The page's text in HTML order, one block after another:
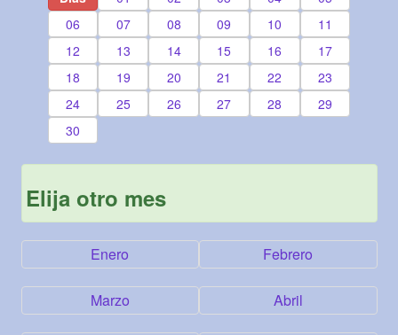
06
07 08 09 10
11
12
13 14 15 16
17
18
19 20 21 22
23
24
25 26 27 28
29
30
Elija otro mes
Enero Febrero
Marzo Abril